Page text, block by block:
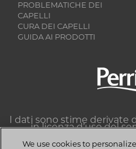
Image
PROBLEMATICHE DEI
CAPELLI
CURA DEI CAPELLI
GUIDA AI PRODOTTI
I dati sono stime derivate
in licenza d’uso del
out unità e valori
We use cookies to